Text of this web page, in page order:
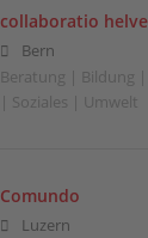
collaboratio
Bern
Beratung | Bildung
| Soziales | Umwelt
Comundo
Luzern